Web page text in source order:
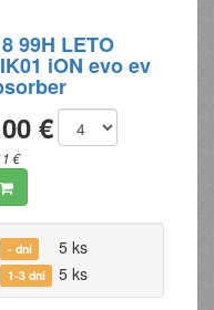
99H LETO
iON evo ev
€
€
- dní
5 ks
1-3 dni 5 ks